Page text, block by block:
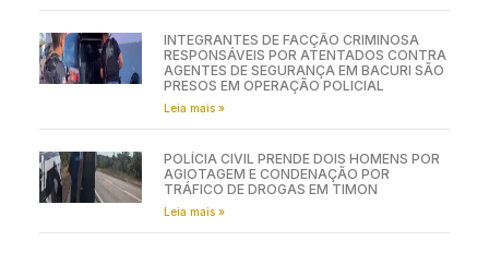
INTEGRANTES DE FACÇÃO CRIMINOSA
RESPONSÁVEIS POR ATENTADOS CONTRA
AGENTES DE SEGURANÇA EM BACURI SÃO
PRESOS EM OPERAÇÃO POLICIAL
Leia mais »
POLÍCIA CIVIL PRENDE DOIS HOMENS POR
AGIOTAGEM E CONDENAÇÃO POR
TRÁFICO DE DROGAS EM TIMON
Leia mais »